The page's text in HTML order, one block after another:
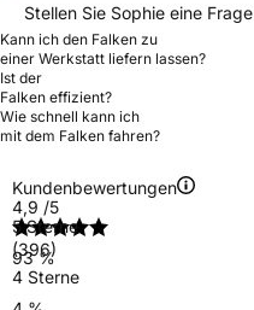
Stellen Sie Sophie eine Frage
Kann ich den Falken zu
einer Werkstatt liefern lassen?
Ist der
Falken effizient?
Wie schnell kann ich
mit dem Falken fahren?
Kundenbewertungen
4,9 /5
(396)
5 Sterne
93 %
4 Sterne